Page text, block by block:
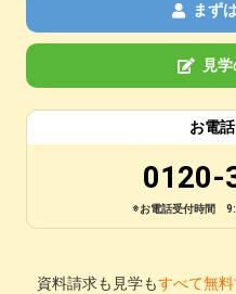
まず
見
お電
0120-
※お電話受付時間
資料請求も見学もすべて無